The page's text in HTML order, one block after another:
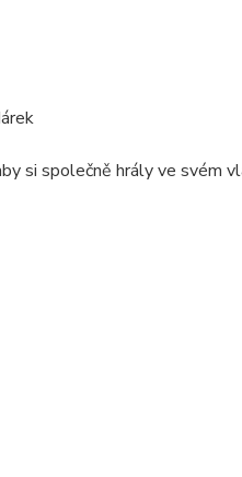
si společně hrály ve svém